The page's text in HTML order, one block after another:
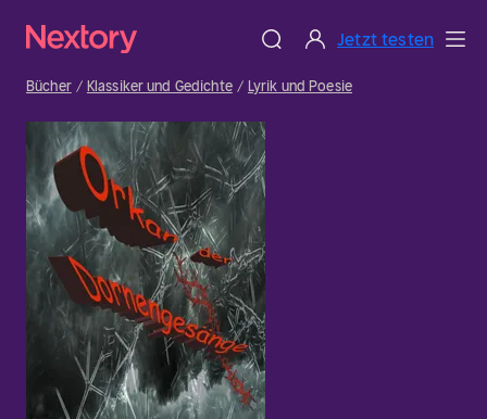
Jetzt testen
Bücher Klassiker und Gedichte Lyrik und Poesie